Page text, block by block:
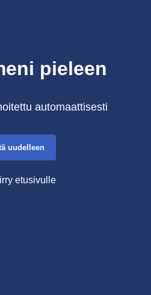
pieleen
automaattisesti
uudelleen
etusivulle